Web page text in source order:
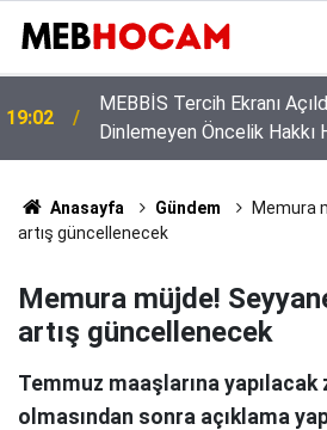
12:02
Öğrencilerin Gözü Bu
Yılında Kaç Gün Tatil
Anasayfa Gündem
Memura
artış güncellenecek
Memura müjde!
artış güncellenecek
Temmuz maaşlarına yapılacak
olmasından sonra açıklama